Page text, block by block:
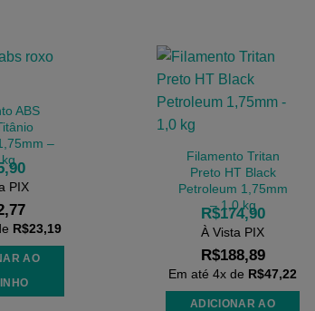
ABS
–
PIX
R$23,19
AO
Filamento Tritan
Preto HT Black
Petroleum 1,75mm
– 1,0 kg
R$174,90
À Vista PIX
R$188,89
Em até 4x de R$47,22
ADICIONAR AO